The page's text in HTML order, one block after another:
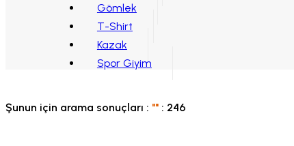
Gömlek
T-Shirt
Kazak
Spor Giyim
Şunun için arama sonuçları : "" : 246